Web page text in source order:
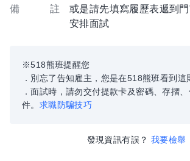
備 註
或是請先填寫履歷表遞到
安排面試
※518熊班提醒您
．別忘了告知雇主，您是在518熊班看到這
．面試時，請勿交付提款卡及密碼、存摺
件。 求職防騙技巧
發現資訊有誤？ 我要檢舉